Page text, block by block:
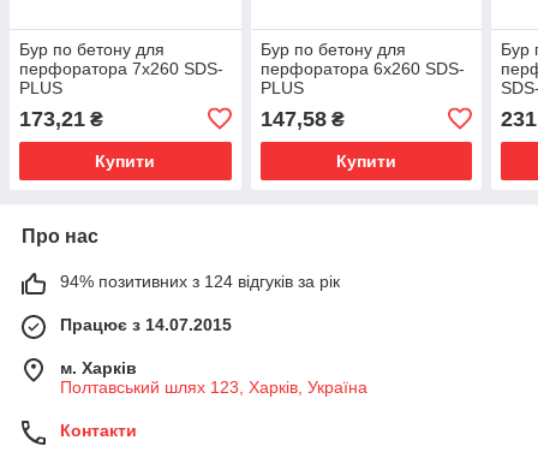
Бур по бетону для
перфоратора 7х260 SDS-
PLUS
173,21 ₴
Купити
Бур по бетону для
перфоратора 6х260 SDS-
PLUS
147,58₴
Купити
Бур
Про нас
94% позитивних з 124 відгуків за рік
Працює з 14.07.2015
м. Харків
Полтавський шлях 123, Харків, Україна
Контакти